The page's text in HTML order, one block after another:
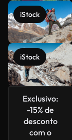
iStock
iStock
Exclusivo:
-15% de
desconto
com o